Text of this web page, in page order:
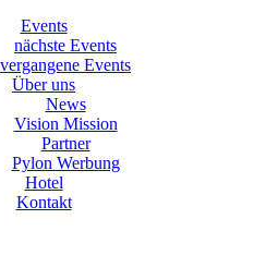
Events
nächste Events
vergangene Events
Über uns
News
Vision Mission
Partner
Pylon Werbung
Hotel
Kontakt